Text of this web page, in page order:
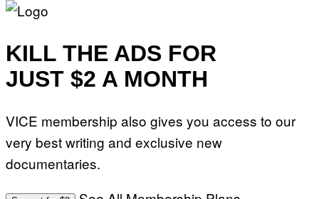
KILL THE ADS FOR
JUST $2 A MONTH
VICE membership also gives you access to our
very best writing and exclusive new
documentaries.